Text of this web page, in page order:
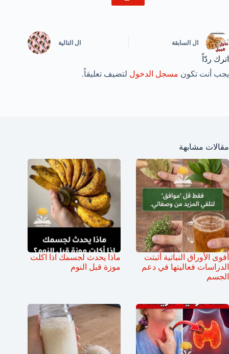
ال السابقة ال التالية
اترك ردّاً
يجب أنت تكون مسجل الدخول لتضيف تعليقاً.
مقالات مشابهة
أقوى الأوراق النباتية أثبتت
الدراسات فعاليتها في دعم
الجسم
ماذا يحدث لجسمك اذا اكلت
موزة قبل النوم